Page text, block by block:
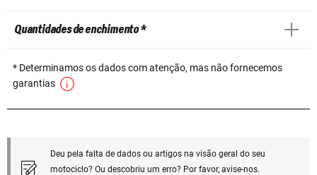
Quantidades de enchimento *
* Determinamos os dados com atenção, mas não fornecemos
garantias
Deu pela falta de dados ou artigos na visão geral do seu
motociclo? Ou descobriu um erro? Por favor, avise-nos.